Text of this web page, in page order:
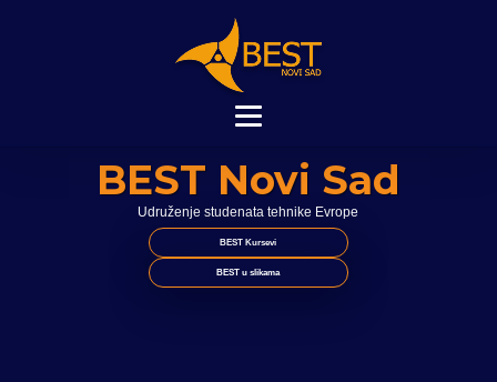
BEST Novi Sad
Udruženje studenata tehnike Evrope
BEST Kursevi
BEST u slikama